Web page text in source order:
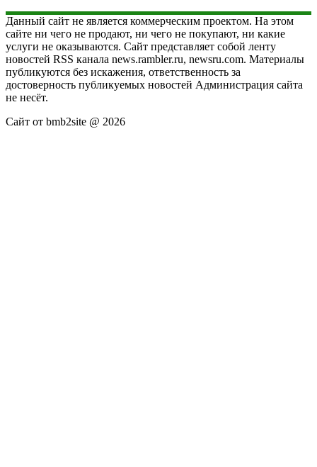
Данный сайт не является коммерческим проектом. На этом
сайте ни чего не продают, ни чего не покупают, ни какие
услуги не оказываются. Сайт представляет собой ленту
новостей RSS канала news.rambler.ru, newsru.com. Материалы
публикуются без искажения, ответственность за
достоверность публикуемых новостей Администрация сайта
не несёт.
Сайт от bmb2site @ 2026